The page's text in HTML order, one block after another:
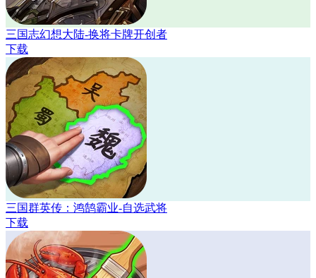
三国志幻想大陆-换将卡牌开创者
下载
三国群英传：鸿鹄霸业-自选武将
下载